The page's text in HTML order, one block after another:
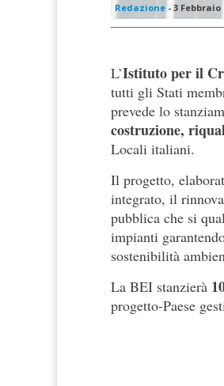
Redazione - 3 Febbraio
L’Istituto per il
tutti gli Stati
prevede lo
costruzione,
Locali italiani.
Il progetto,
integrato, il
pubblica che si
impianti
sostenibilità
La BEI stanzierà
progetto-Paese